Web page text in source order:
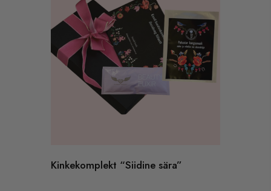
Kinkekomplekt “Siidine sära”